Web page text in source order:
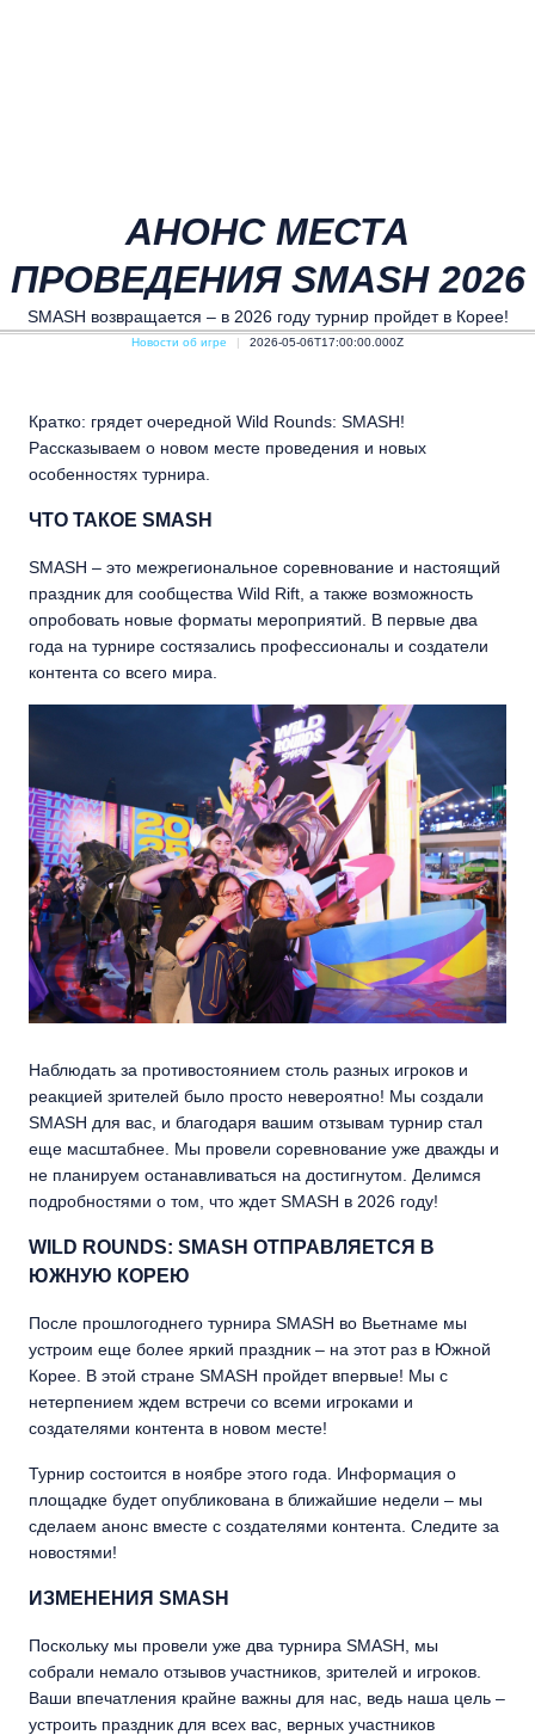
АНОНС МЕСТА
ПРОВЕДЕНИЯ SMASH 2026
SMASH возвращается – в 2026 году турнир пройдет в Корее!
Новости об игре 2026-05-06T17:00:00.000Z
Кратко: грядет очередной Wild Rounds: SMASH!
Рассказываем о новом месте проведения и новых
особенностях турнира.
ЧТО ТАКОЕ SMASH
SMASH – это межрегиональное соревнование и настоящий
праздник для сообщества Wild Rift, а также возможность
опробовать новые форматы мероприятий. В первые два
года на турнире состязались профессионалы и создатели
контента со всего мира.
Наблюдать за противостоянием столь разных игроков и
реакцией зрителей было просто невероятно! Мы создали
SMASH для вас, и благодаря вашим отзывам турнир стал
еще масштабнее. Мы провели соревнование уже дважды и
не планируем останавливаться на достигнутом. Делимся
подробностями о том, что ждет SMASH в 2026 году!
WILD ROUNDS: SMASH ОТПРАВЛЯЕТСЯ В
ЮЖНУЮ КОРЕЮ
После прошлогоднего турнира SMASH во Вьетнаме мы
устроим еще более яркий праздник – на этот раз в Южной
Корее. В этой стране SMASH пройдет впервые! Мы с
нетерпением ждем встречи со всеми игроками и
создателями контента в новом месте!
Турнир состоится в ноябре этого года. Информация о
площадке будет опубликована в ближайшие недели – мы
сделаем анонс вместе с создателями контента. Следите за
новостями!
ИЗМЕНЕНИЯ SMASH
Поскольку мы провели уже два турнира SMASH, мы
собрали немало отзывов участников, зрителей и игроков.
Ваши впечатления крайне важны для нас, ведь наша цель –
устроить праздник для всех вас, верных участников